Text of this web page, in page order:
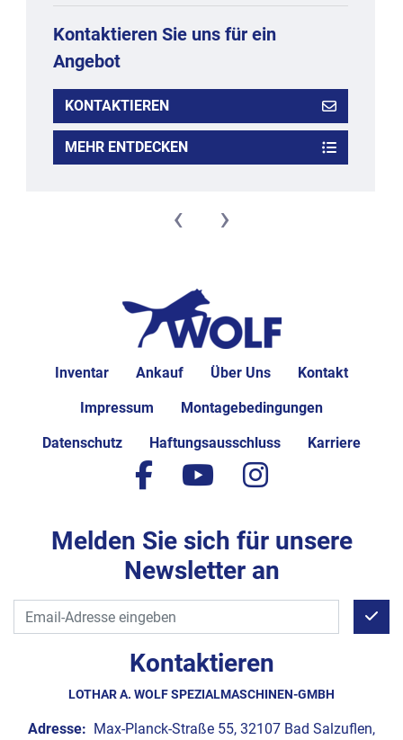
Kontaktieren Sie uns für ein
Angebot
KONTAKTIEREN
MEHR ENTDECKEN
‹ ›
Inventar Ankauf Über Uns Kontakt
Impressum Montagebedingungen
Datenschutz Haftungsausschluss Karriere
Kontaktieren
LOTHAR A. WOLF SPEZIALMASCHINEN-GMBH
Adresse: Max-Planck-Straße 55, 32107 Bad Salzuflen,
facebook
youtubeinstagram
Melden Sie sich für unsere
Newsletter an